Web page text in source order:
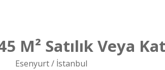
Satılık Veya Kat
Esenyurt / İstanbul